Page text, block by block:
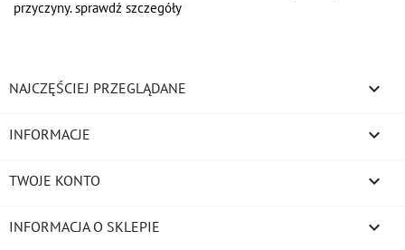
przyczyny. sprawdź szczegóły
NAJCZĘŚCIEJ PRZEGLĄDANE 
INFORMACJE 
TWOJE KONTO 
INFORMACJA O SKLEPIE keyboard_arrow_down